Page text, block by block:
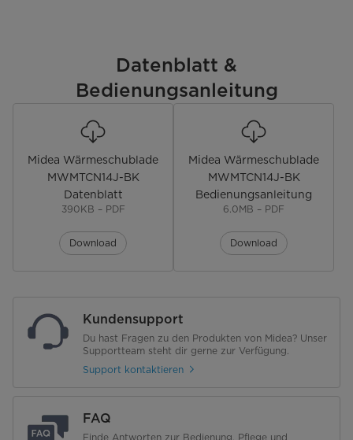
Frequenz [Hz]
Bedienung & Anzeige
Steuerung Touch Control
LED-Display
Öffnet durch leichten Druck auf die Front
Abschaltautomatik bei geöffneter Schublade
Niedrigtemperaturkochen
Datenblatt &
Bedienungsanleitung
Midea Wärmeschublade
MWMTCN14J-BK
Datenblatt
390KB – PDF
Download
Midea Wärmeschublade
MWMTCN14J-BK
Bedienungsanleitung
6.0MB – PDF
Download
Kundensupport
Du hast Fragen zu den Produkten von Midea? Unser
Supportteam steht dir gerne zur Verfügung.
Support kontaktieren
FAQ
Finde Antworten zur Bedienung, Pflege und